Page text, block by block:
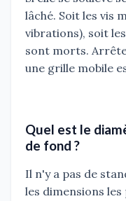
lâché. Soit les vis
vibrations), soit
sont morts.
une grille mobile
Quel est le
de fond ?
Il n'y a pas de
les dimensions